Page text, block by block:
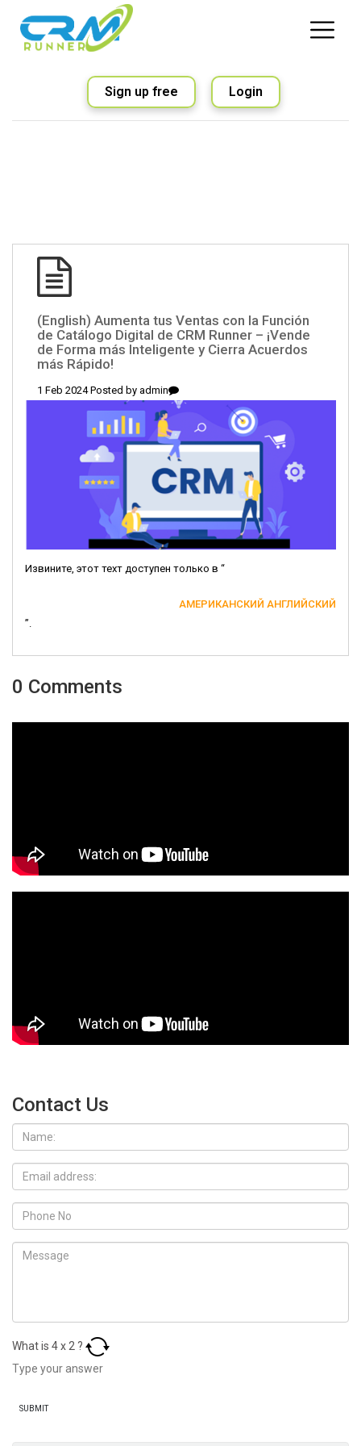
Sign up free Login
(English) Aumenta tus Ventas con la Función
de Catálogo Digital de CRM Runner – ¡Vende
de Forma más Inteligente y Cierra Acuerdos
más Rápido!
1 Feb 2024 Posted by admin
Извините, этот техт доступен только в “
АМЕРИКАНСКИЙ АНГЛИЙСКИЙ
”.
0 Comments
Contact Us
What is 4x 2 ?